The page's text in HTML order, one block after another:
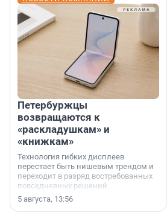
Петербуржцы
возвращаются к
«раскладушкам» и
«книжкам»
Технология гибких дисплеев
перестает быть нишевым трендом и
переходит в разряд востребованных
повседневных решений.
5 августа, 13:56